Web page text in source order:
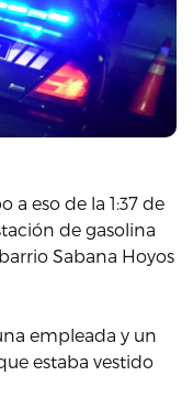
a eso de la 1:37 de
de gasolina
Sabana Hoyos
empleada y un
estaba vestido